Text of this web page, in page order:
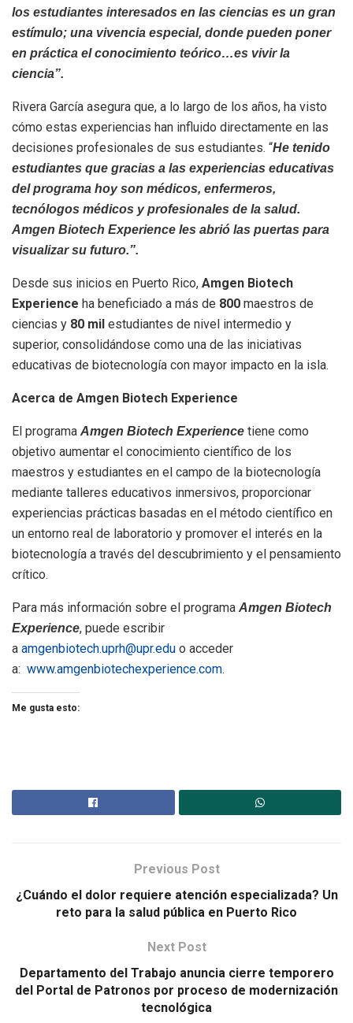
los estudiantes interesados en las ciencias es un gran
estímulo; una vivencia especial, donde pueden poner
en práctica el conocimiento teórico…es vivir la
ciencia”.
Rivera García asegura que, a lo largo de los años, ha visto
cómo estas experiencias han influido directamente en las
decisiones profesionales de sus estudiantes. “He tenido
estudiantes que gracias a las experiencias educativas
del programa hoy son médicos, enfermeros,
tecnólogos médicos y profesionales de la salud.
Amgen Biotech Experience les abrió las puertas para
visualizar su futuro.”.
Desde sus inicios en Puerto Rico, Amgen Biotech
Experience ha beneficiado a más de 800 maestros de
ciencias y 80 mil estudiantes de nivel intermedio y
superior, consolidándose como una de las iniciativas
educativas de biotecnología con mayor impacto en la isla.
Acerca de Amgen Biotech Experience
El programa Amgen Biotech Experience tiene como
objetivo aumentar el conocimiento científico de los
maestros y estudiantes en el campo de la biotecnología
mediante talleres educativos inmersivos, proporcionar
experiencias prácticas basadas en el método científico en
un entorno real de laboratorio y promover el interés en la
biotecnología a través del descubrimiento y el pensamiento
crítico.
Para más información sobre el programa Amgen Biotech
Experience, puede escribir
a amgenbiotech.uprh@upr.edu o acceder
a: www.amgenbiotechexperience.com.
Me gusta esto:
Previous Post
¿Cuándo el dolor requiere atención especializada? Un
reto para la salud pública en Puerto Rico
Next Post
Departamento del Trabajo anuncia cierre temporero
del Portal de Patronos por proceso de modernización
tecnológica